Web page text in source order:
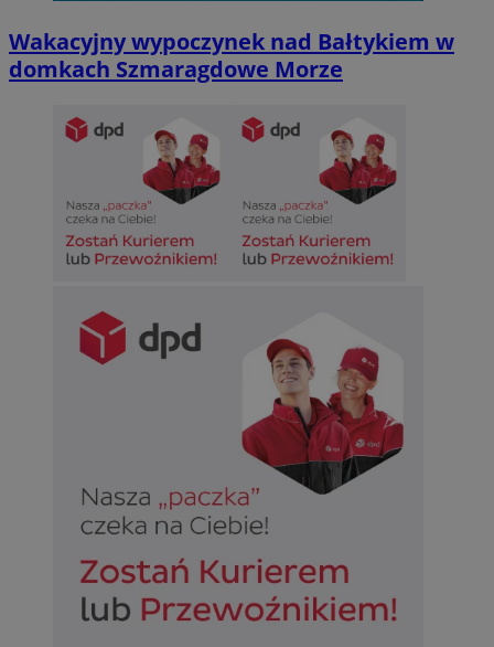
Wakacyjny wypoczynek nad Bałtykiem w
domkach Szmaragdowe Morze